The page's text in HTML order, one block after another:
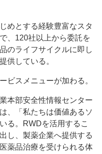
めとする経験豊富なスタ
、120社以上から委託を
のライフサイクルに即し
供している。
ビスメニューが加わる。
本部安全性情報センター
、「私たちは価値あるソ
る。RWDを活用するこ
し、製薬企業へ提供する
薬品治療を受けられる体